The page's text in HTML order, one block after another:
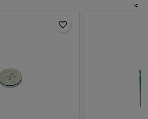
<
favorite_border